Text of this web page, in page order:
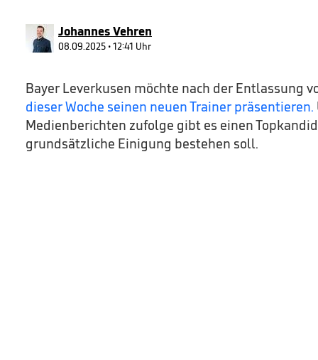
Johannes Vehren
08.09.2025 • 12:41 Uhr
Bayer Leverkusen möchte nach der Entlassung
dieser Woche seinen neuen Trainer präsentieren.
Medienberichten zufolge gibt es einen
grundsätzliche Einigung bestehen soll.